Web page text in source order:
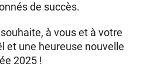
de succès.
à vous et à votre
et une heureuse nouvelle
2025 !